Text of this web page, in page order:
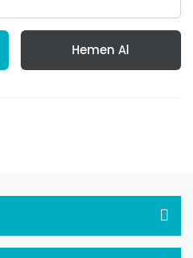
Hemen Al